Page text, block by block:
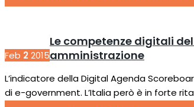
Feb 22015
Le competenze digitali
amministrazione
L’indicatore della Digital Agenda
di e-government. L’Italia però è in forte